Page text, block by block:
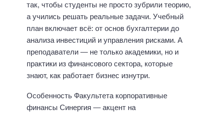
так, чтобы студенты не просто зубрили теорию,
а учились решать реальные задачи. Учебный
план включает всё: от основ бухгалтерии до
анализа инвестиций и управления рисками. А
преподаватели — не только академики, но и
практики из финансового сектора, которые
знают, как работает бизнес изнутри.
Особенность Факультета корпоративные
финансы Синергия — акцент на